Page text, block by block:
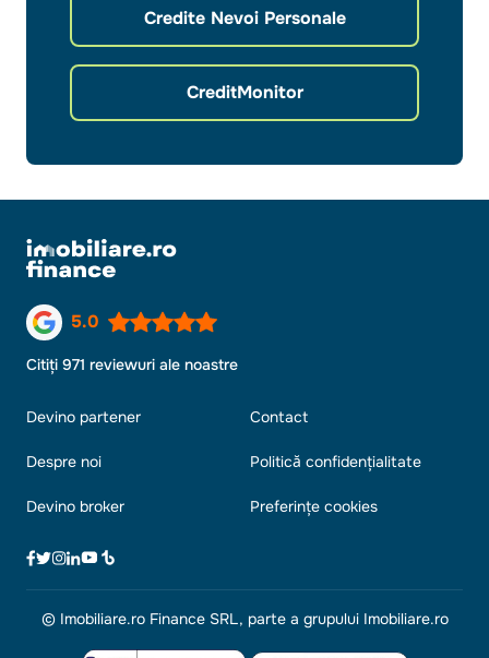
Credite Nevoi Personale
CreditMonitor
5.0
Citiți 971 reviewuri ale noastre
Devino partener
Despre noi
Devino broker
Contact
Politică confidențialitate
Preferințe cookies
© Imobiliare.ro Finance SRL, parte a grupului Imobiliare.ro